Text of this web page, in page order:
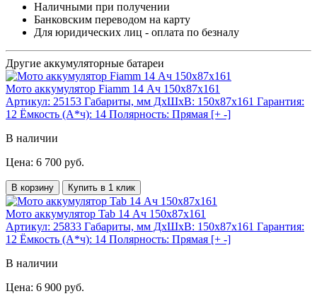
Наличными при получении
Банковским переводом на карту
Для юридических лиц - оплата по безналу
Другие аккумуляторные батареи
Мото аккумулятор Fiamm 14 Ач 150x87x161
Артикул: 25153 Габариты, мм ДхШхВ: 150x87x161 Гарантия:
12 Ёмкость (А*ч): 14 Полярность: Прямая [+ -]
В наличии
Цена: 6 700 руб.
В корзину Купить в 1 клик
Мото аккумулятор Tab 14 Ач 150x87x161
Артикул: 25833 Габариты, мм ДхШхВ: 150x87x161 Гарантия:
12 Ёмкость (А*ч): 14 Полярность: Прямая [+ -]
В наличии
Цена: 6 900 руб.